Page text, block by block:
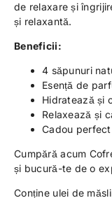
de relaxare și
și relaxantă.
Beneficii:
4 săpunuri
Esență de
Hidratează și
Relaxează și
Cadou
Cumpără acum
și bucură-te de o
Conține ulei de